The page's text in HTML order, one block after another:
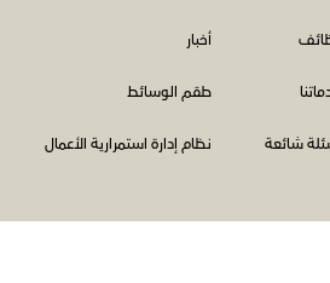
أخبار
طقم الوسائط
شائعة نظام إدارة استمرارية الأعمال